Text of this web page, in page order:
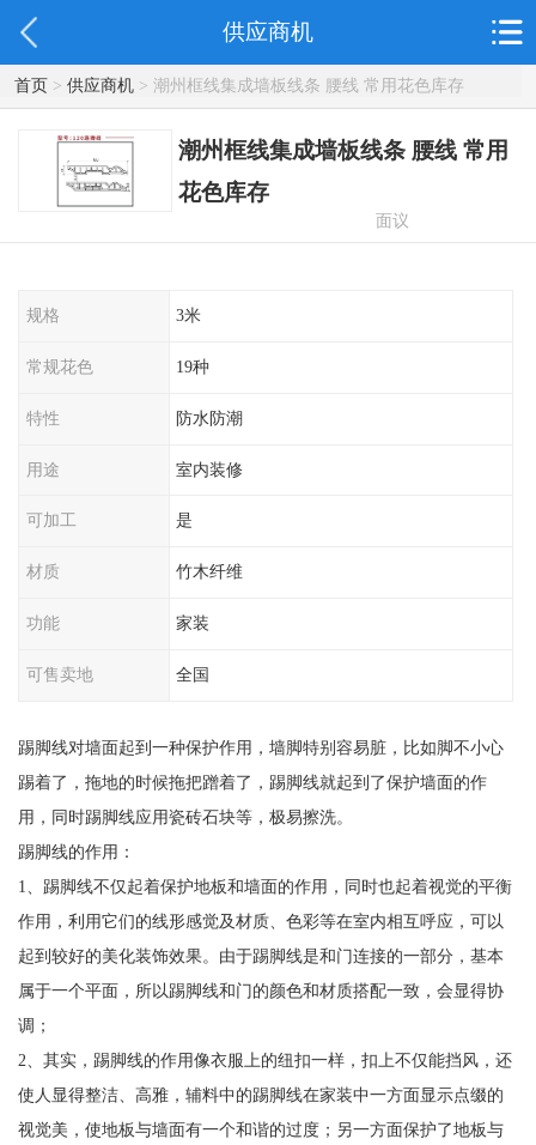
供应商机
首页> 供应商机> 潮州框线集成墙板线条 腰线 常用花色库存
潮州框线集成墙板线条 腰线 常用
花色库存
面议
规格 3米
常规花色 19种
特性 防水防潮
用途 室内装修
可加工 是
材质 竹木纤维
功能 家装
可售卖地 全国
踢脚线对墙面起到一种保护作用，墙脚特别容易脏，比如脚不小心
踢着了，拖地的时候拖把蹭着了，踢脚线就起到了保护墙面的作
用，同时踢脚线应用瓷砖石块等，极易擦洗。
踢脚线的作用：
1、踢脚线不仅起着保护地板和墙面的作用，同时也起着视觉的平衡
作用，利用它们的线形感觉及材质、色彩等在室内相互呼应，可以
起到较好的美化装饰效果。由于踢脚线是和门连接的一部分，基本
属于一个平面，所以踢脚线和门的颜色和材质搭配一致，会显得协
调；
2、其实，踢脚线的作用像衣服上的纽扣一样，扣上不仅能挡风，还
使人显得整洁、高雅，辅料中的踢脚线在家装中一方面显示点缀的
视觉美，使地板与墙面有一个和谐的过度；另一方面保护了地板与